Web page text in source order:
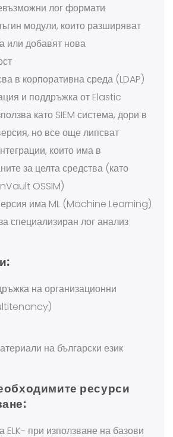
лог формати
модули, които разширяват
или добавят нова
в корпоративна среда (LDAP)
и поддръжка от Elastic
като SIEM система, дори в
но все още липсват
които има в
за целта средства (като
OSSIM)
има ML (Machine Learning)
специализиран лог анализ
на организационни
на български език
ресурси
ELK- при използване на базови